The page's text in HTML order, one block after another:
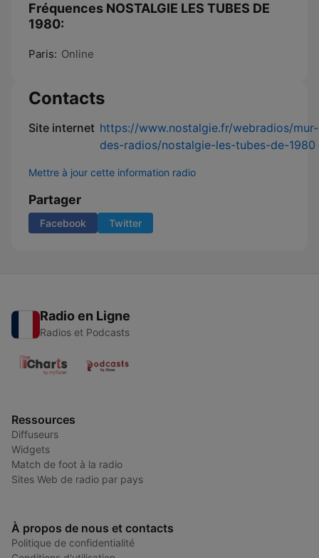
Fréquences NOSTALGIE LES TUBES DE
1980:
Paris: Online
Contacts
Site internet https://www.nostalgie.fr/webradios/mur-
des-radios/nostalgie-les-tubes-de-1980
Mettre à jour cette information radio
Partager
Facebook Twitter
Radio en Ligne
Radios et Podcasts
Ressources
Diffuseurs
Widgets
Match de foot à la radio
Sites Web de radio par pays
À propos de nous et contacts
Politique de confidentialité